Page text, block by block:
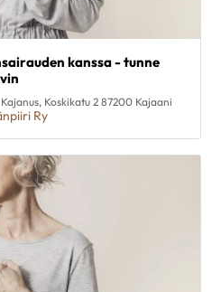
valinnatkanssa - tunne
Koskikatu 2 87200 Kajaani
Ry